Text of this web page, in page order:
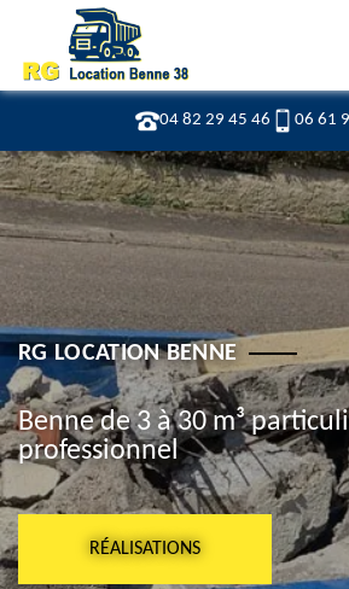
04 82 29 45 46 06 61
RG LOCATION BENNE
Benne de 3 à 30 m³
professionnel
RÉALISATIONS